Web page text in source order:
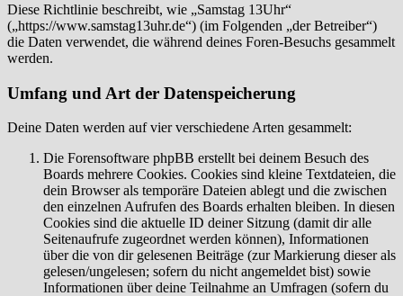
Diese Richtlinie beschreibt, wie „Samstag 13Uhr“
(„https://www.samstag13uhr.de“) (im Folgenden „der Betreiber“)
die Daten verwendet, die während deines Foren-Besuchs gesammelt
werden.
Umfang und Art der Datenspeicherung
Deine Daten werden auf vier verschiedene Arten gesammelt:
Die Forensoftware phpBB erstellt bei deinem Besuch des
Boards mehrere Cookies. Cookies sind kleine Textdateien, die
dein Browser als temporäre Dateien ablegt und die zwischen
den einzelnen Aufrufen des Boards erhalten bleiben. In diesen
Cookies sind die aktuelle ID deiner Sitzung (damit dir alle
Seitenaufrufe zugeordnet werden können), Informationen
über die von dir gelesenen Beiträge (zur Markierung dieser als
gelesen/ungelesen; sofern du nicht angemeldet bist) sowie
Informationen über deine Teilnahme an Umfragen (sofern du